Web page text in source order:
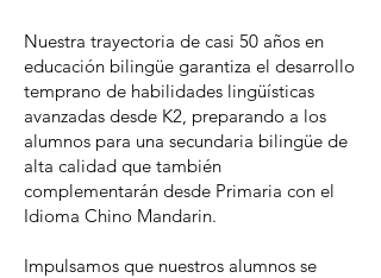
Nuestra trayectoria de casi 50 años en
educación bilingüe garantiza el desarrollo
temprano de habilidades lingüísticas
avanzadas desde K2, preparando a los
alumnos para una secundaria bilingüe de
alta calidad que también
complementarán desde Primaria con el
Idioma Chino Mandarin.
Impulsamos que nuestros alumnos se